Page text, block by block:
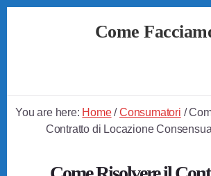
Come
Quotidiani
You are here: Home / Consumatori /
Contratto di Locazione